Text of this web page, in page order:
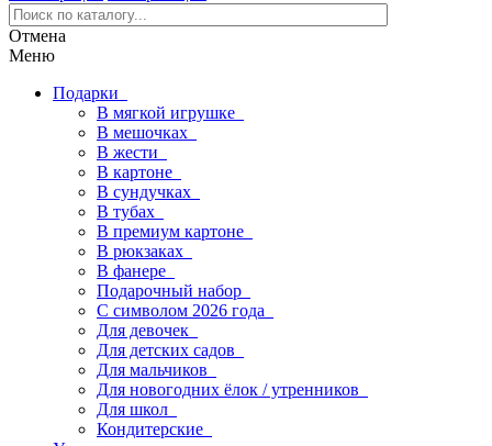
Отмена
Меню
Подарки
В мягкой игрушке
В мешочках
В жести
В картоне
В сундучках
В тубах
В премиум картоне
В рюкзаках
В фанере
Подарочный набор
С символом 2026 года
Для девочек
Для детских садов
Для мальчиков
Для новогодних ёлок / утренников
Для школ
Кондитерские